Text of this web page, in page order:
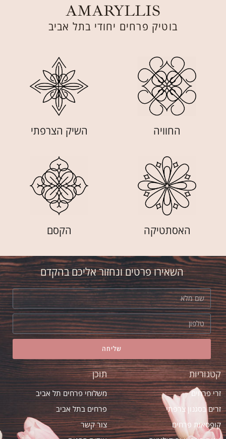
AMARYLLIS
בוטיק פרחים יחודי בתל אביב
החוויה השיק הצרפתי
האסתטיקה הקסם
השאירו פרטים ונחזור אליכם בהקדם
שליחה
קטגוריות
זרי פרחים
זרים בסגנון צרפתי
קופסאות פרחים
תוכן
משלוחי פרחים תל אביב
פרחים בתל אביב
צור קשר